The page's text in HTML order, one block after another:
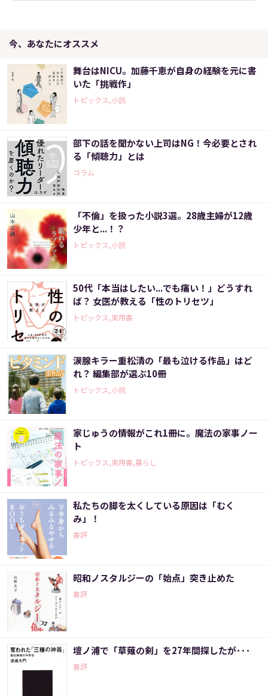
今、あなたにオススメ
舞台はNICU。加藤千恵が自身の経験を元に書
いた「挑戦作」
トピックス,小説
部下の話を聞かない上司はNG！今必要とされ
る「傾聴力」とは
コラム
「不倫」を扱った小説3選。28歳主婦が12歳
少年と...！？
トピックス,小説
50代「本当はしたい...でも痛い！」どうすれ
ば？ 女医が教える「性のトリセツ」
トピックス,実用書
涙腺キラー重松清の「最も泣ける作品」はど
れ？ 編集部が選ぶ10冊
トピックス,小説
家じゅうの情報がこれ1冊に。魔法の家事ノー
ト
トピックス,実用書,暮らし
私たちの脚を太くしている原因は「むく
み」！
書評
昭和ノスタルジーの「始点」突き止めた
書評
壇ノ浦で「草薙の剣」を27年間探したが･･･
書評